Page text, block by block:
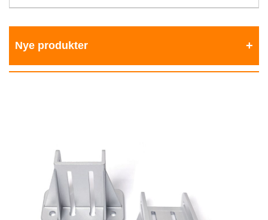
Nye produkter